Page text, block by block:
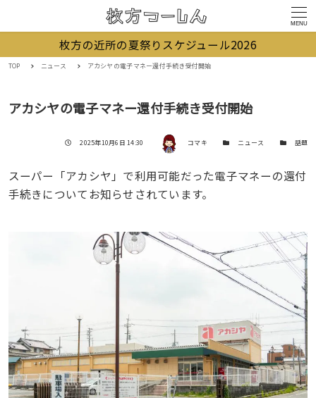
MENU
枚方の近所の夏祭りスケジュール2026
TOP ニュース アカシヤの電子マネー還付手続き受付開始
アカシヤの電子マネー還付手続き受付開始
投稿日
2025年10月6日 14:30 著者 コマキ カテゴリー
ニュース カテゴリー
話題
スーパー「アカシヤ」で利用可能だった電子マネーの還付
手続きについてお知らせされています。